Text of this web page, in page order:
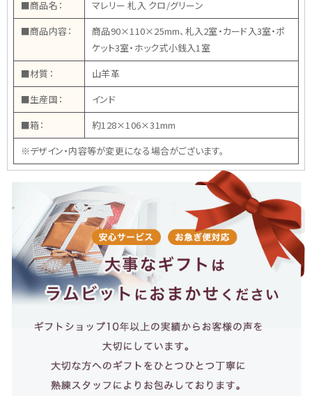
■商品名：
マレリー 札入 クロ/グリーン
■商品内容：
商品90×110×25mm、札入2室・カード入3室・ポ
ケット3室・ホック式小銭入1室
■材質：
山羊革
■生産国：
インド
■箱：
約128×106×31mm
※デザイン・内容等が変更になる場合がございます。